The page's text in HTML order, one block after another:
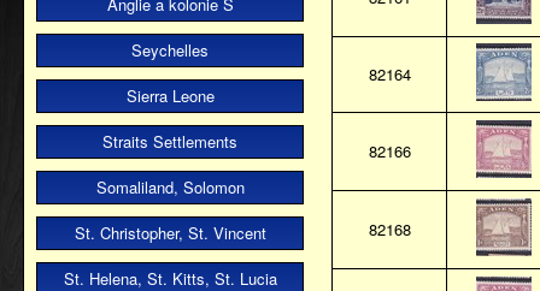
Seychelles
Sierra Leone
Straits Settlements
Somaliland, Solomon
St. Christopher, St. Vincent
St. Helena, St. Kitts, St. Lucia
82164
82166
82168